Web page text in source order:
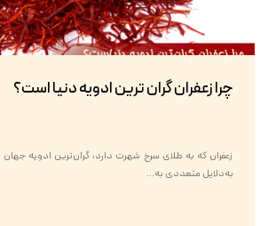
چرا زعفران گران ترین ادویه دنیا است؟
زعفران که به طلای سرخ شهرت دارد، گران‌ترین ادویه جهان
به‌دلایل متعددی به...